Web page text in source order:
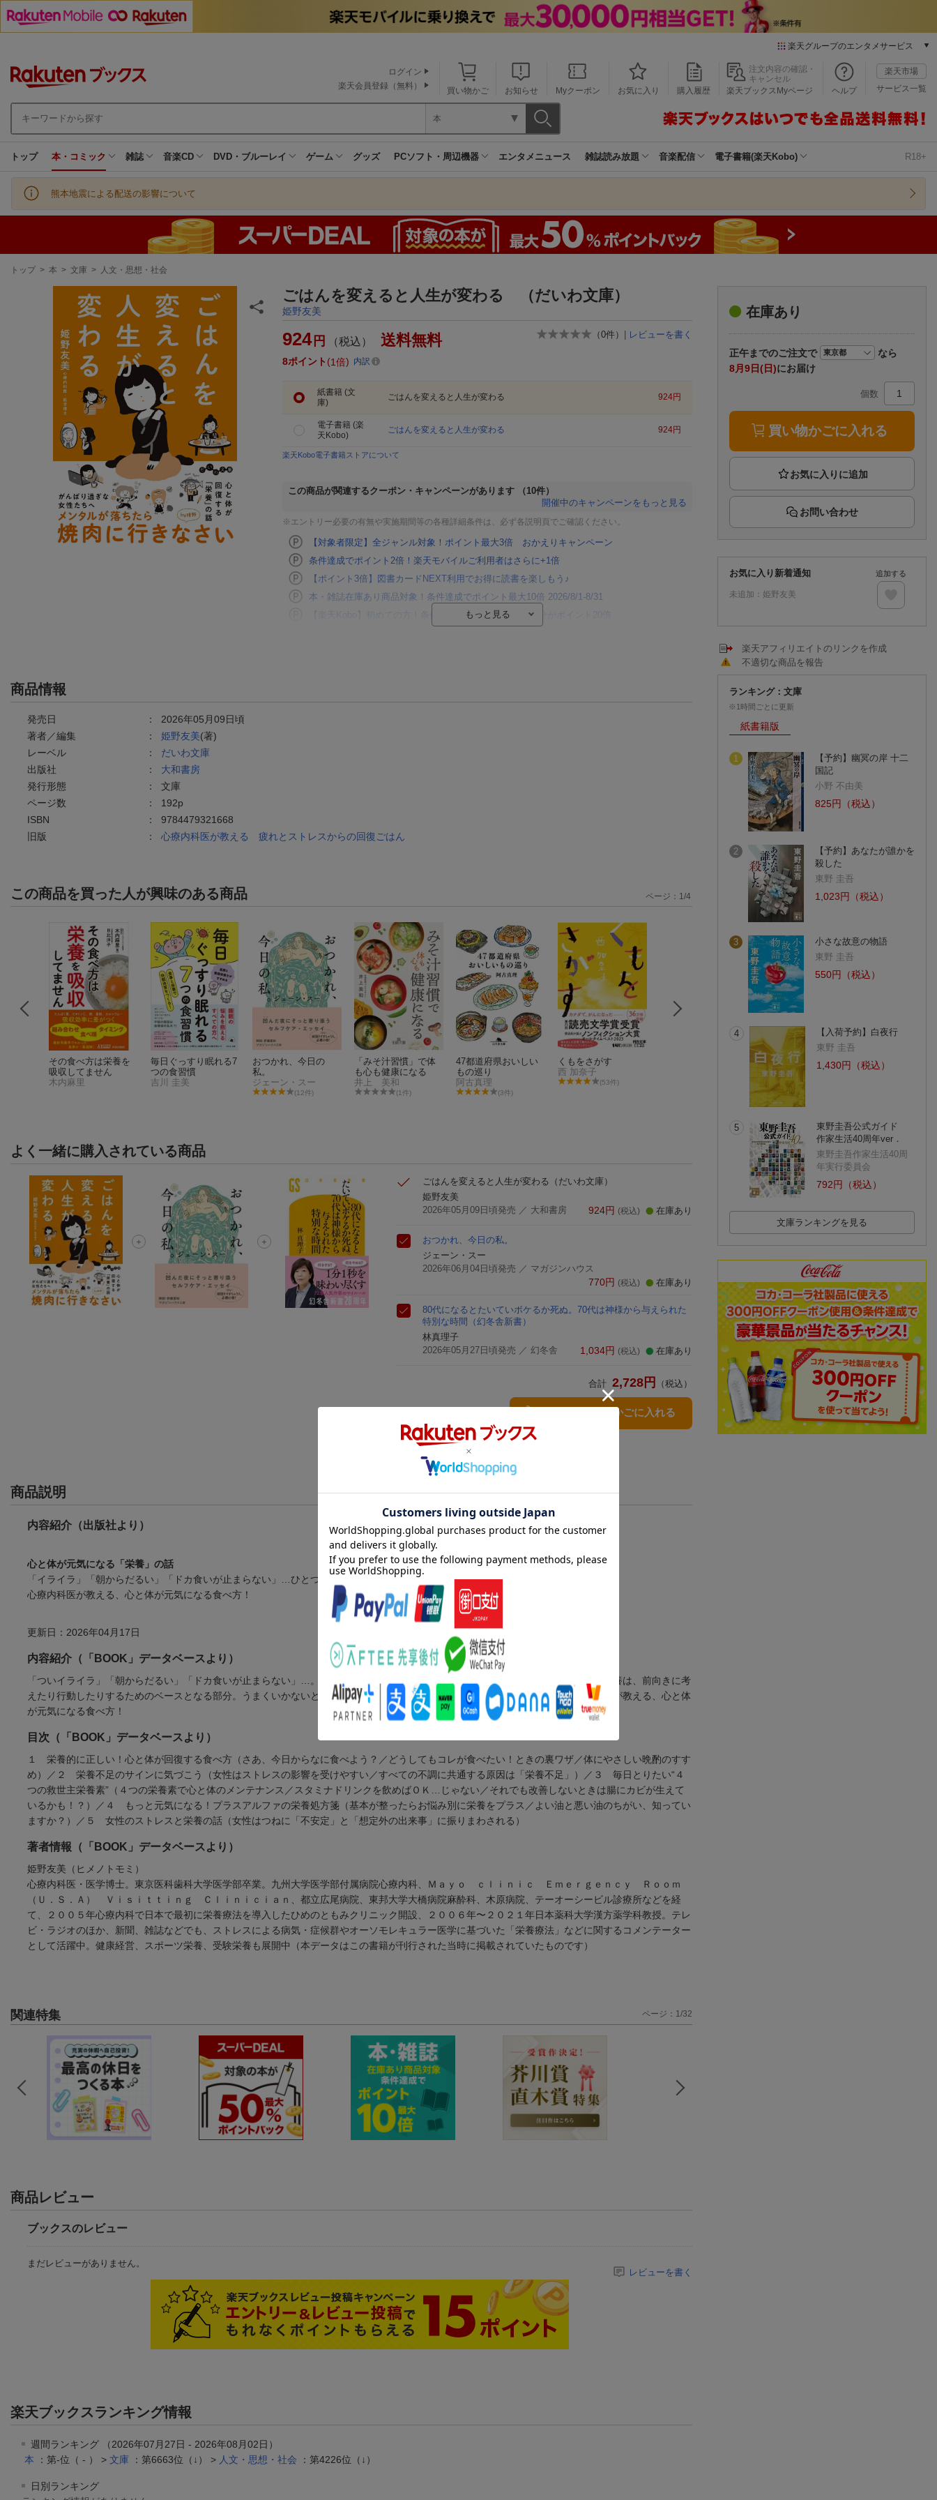
楽天グループのエンタメサービス
本/ゲーム/CD/DVD
楽天ブックス
楽天Kobo
エンタメニュース
推し楽
買い物かご お知らせ Myクーポン お気に入り 購入履歴
注文内容の確認・
キャンセル
楽天ブックスMyページ
ヘルプ
楽天市場
サービス一覧
ログイン
楽天会員登録（無料）
本
トップ 本・コミック 雑誌 音楽CD DVD・ブルーレイ ゲーム グッズ PCソフト・周辺機器 エンタメニュース 雑誌読み放題 音楽配信 電子書籍(楽天Kobo) R18+
熊本地震による配送の影響について
現
トップ > 本 > 文庫 > 人文・思想・社会
ごはんを変えると人生が変わる （だいわ文庫）
姫野友美
（0件） | レビューを書く
924 円 （税込） 送料無料
8ポイント 1倍 内訳
紙書籍 (文
庫)
ごはんを変えると人生が変わる 924円
電子書籍 (楽
天Kobo)
ごはんを変えると人生が変わる 924円
楽天Kobo電子書籍ストアについて
この商品が関連するクーポン・キャンペーンがあります
（10件）
開催中のキャンペーンをもっと見る
※エントリー必要の有無や実施期間等の各種詳細条件は、必ず各説明頁でご確認ください。
【対象者限定】全ジャンル対象！ポイント最大3倍 おかえりキャンペーン
条件達成でポイント2倍！楽天モバイルご利用者はさらに+1倍
【ポイント3倍】図書カードNEXT利用でお得に読書を楽しもう♪
本・雑誌在庫あり商品対象！条件達成でポイント最大10倍 2026/8/1-8/31
【楽天Kobo】初めての方！条件達成で楽天ブックス購入分がポイント20倍
商品情報
発売日 ： 2026年05月09日頃
著者／編集
： 姫野友美(著)
レーベル
： だいわ文庫
出版社
： 大和書房
発行形態
： 文庫
ページ数
： 192p
ISBN
： 9784479321668
旧版
： 心療内科医が教える 疲れとストレスからの回復ごはん
この商品を買った人が興味のある商品
その食べ方は栄養を
吸収してません
木内麻里
毎日ぐっすり眠れる7
つの食習慣
吉川 圭美
おつかれ、今日の
私。
ジェーン・スー
(12件)
「みそ汁習慣」で体
も心も健康になる
井上 美和
(1件)
47都道府県おいしい
もの巡り
阿古真理
(3件)
くもをさがす
西 加奈子
(53件)
【楽天ブックス限定
デジタル特典】今日
もご自愛をひとさ
じ。(描き下ろし漫画2
Pデータ配信)
74歳、ないのは
だけ。あとは全
ページ： 1/4
よく一緒に購入されている商品
ごはんを変えると人生が変わる （だいわ文庫）
姫野友美
2026年05月09日頃発売 ／ 大和書房 924円 (税込) 在庫あり
おつかれ、今日の私。
ジェーン・スー
2026年06月04日頃発売 ／ マガジンハウス
770円 (税込) 在庫あり
80代になるとたいていボケるか死ぬ。70代は神様から与えられた
特別な時間
（幻冬舎新書）
林真理子
2026年05月27日頃発売 ／ 幻冬舎 1,034円 (税込) 在庫あり
合計 2,728 円 （税込）
3点とも買い物かごに入れる
商品説明
内容紹介（出版社より）
心と体が元気になる「栄養」の話
「イライラ」「朝からだるい」「ドカ食いが止まらない」…ひとつでも当てはまったら、栄養不足のサインかもしれません。
心療内科医が教える、心と体が元気になる食べ方！
更新日：2026年04月17日
内容紹介（「BOOK」データベースより）
「ついイライラ」「朝からだるい」「ドカ食いが止まらない」…。ひとつでも当てはまったら、栄養不足のサインかもしれません。栄養は、前向きに考
えたり行動したりするためのベースとなる部分。うまくいかないと思ったら、一度立ち止まり食事を見直してみませんか？心療内科医が教える、心と体
が元気になる食べ方！
目次（「BOOK」データベースより）
１ 栄養的に正しい！心と体が回復する食べ方（さあ、今日からなに食べよう？／どうしてもコレが食べたい！ときの裏ワザ／体にやさしい晩酌のすす
め）／２ 栄養不足のサインに気づこう（女性はストレスの影響を受けやすい／すべての不調に共通する原因は「栄養不足」）／３ 毎日とりたい“４
つの救世主栄養素”（４つの栄養素で心と体のメンテナンス／スタミナドリンクを飲めばＯＫ…じゃない／それでも改善しないときは腸にカビが生えて
いるかも！？）／４ もっと元気になる！プラスアルファの栄養処方箋（基本が整ったらお悩み別に栄養をプラス／よい油と悪い油のちがい、知ってい
ますか？）／５ 女性のストレスと栄養の話（女性はつねに「不安定」と「想定外の出来事」に振りまわされる）
著者情報（「BOOK」データベースより）
姫野友美（ヒメノトモミ）
心療内科医・医学博士。東京医科歯科大学医学部卒業。九州大学医学部付属病院心療内科、Ｍａｙｏ ｃｌｉｎｉｃ Ｅｍｅｒｇｅｎｃｙ Ｒｏｏｍ
（Ｕ．Ｓ．Ａ） Ｖｉｓｉｔｔｉｎｇ Ｃｌｉｎｉｃｉａｎ、都立広尾病院、東邦大学大橋病院麻酔科、木原病院、テーオーシービル診療所などを経
て、２００５年心療内科で日本で最初に栄養療法を導入したひめのともみクリニック開設、２００６年〜２０２１年日本薬科大学漢方薬学科教授。テレ
ビ・ラジオのほか、新聞、雑誌などでも、ストレスによる病気・症候群やオーソモレキュラー医学に基づいた「栄養療法」などに関するコメンテーター
として活躍中。健康経営、スポーツ栄養、受験栄養も展開中（本データはこの書籍が刊行された当時に掲載されていたものです）
関連特集 ページ：1/32
商品レビュー
ブックスのレビュー
まだレビューがありません。
レビューを書く
楽天ブックスランキング情報
週間ランキング （2026年07月27日 - 2026年08月02日）
本 ：第-位（ - ） > 文庫 ：第6663位（↓） > 人文・思想・社会 ：第4226位（↓）
日別ランキング
在庫あり
正午までのご注文で
なら
8月9日(日)にお届け
個数
買い物かごに入れる
お問い合わせ
お気に入り新着通知
未追加： 姫野友美
追加する
楽天アフィリエイトのリンクを作成
不適切な商品を報告
ランキング：文庫
※1時間ごとに更新
紙書籍版
1
【予約】幽冥の岸 十二
国記
小野 不由美
825円（税込）
2
【予約】あなたが誰かを
殺した
東野 圭吾
1,023円（税込）
3
小さな故意の物語
東野 圭吾
550円（税込）
4
【入荷予約】白夜行
東野 圭吾
1,430円（税込）
5
東野圭吾公式ガイド
作家生活40周年ver．
東野圭吾作家生活40周
年実行委員会
792円（税込）
文庫ランキングを見る